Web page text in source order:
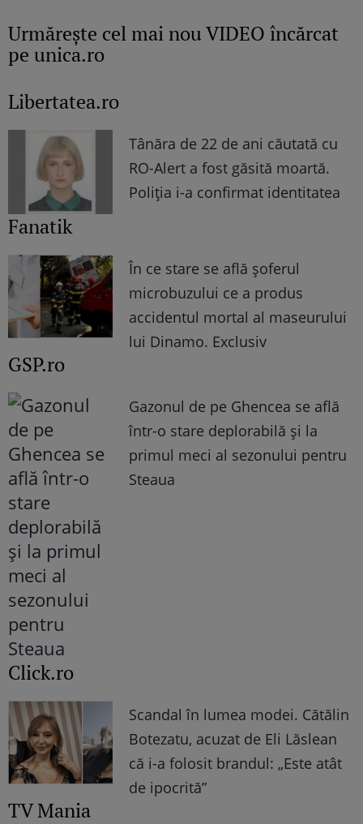
Urmăreşte cel mai nou VIDEO încărcat
pe unica.ro
Libertatea.ro
Tânăra de 22 de ani căutată cu
RO-Alert a fost găsită moartă.
Poliția i-a confirmat identitatea
Fanatik
În ce stare se află șoferul
microbuzului ce a produs
accidentul mortal al maseurului
lui Dinamo. Exclusiv
GSP.ro
Gazonul de pe Ghencea se află
într-o stare deplorabilă și la
primul meci al sezonului pentru
Steaua
Click.ro
Scandal în lumea modei. Cătălin
Botezatu, acuzat de Eli Lăslean
că i-a folosit brandul: „Este atât
de ipocrită”
TV Mania